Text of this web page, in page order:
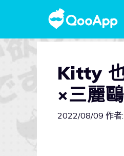
Kitty 也
×三麗
2022/08/09 作者: